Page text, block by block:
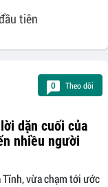
tiên
0 Theo dõi
dặn cuối của
nhiều người
Tĩnh, vừa chạm tới ước